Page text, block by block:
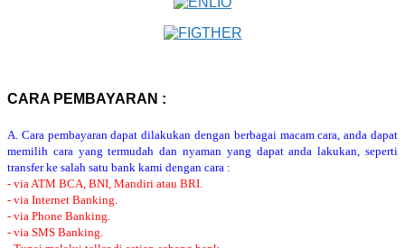
CARA PEMBAYARAN :
A. Cara pembayaran dapat dilakukan dengan berbagai macam cara, anda dapat
memilih cara yang termudah dan nyaman yang dapat anda lakukan, seperti
transfer ke salah satu bank kami dengan cara :
- via ATM BCA, BNI, Mandiri atau BRI.
- via Internet Banking.
- via Phone Banking.
- via SMS Banking.